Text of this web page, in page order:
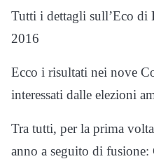
Tutti i dettagli sull’Eco
2016
Ecco i risultati nei nove
interessati dalle elezioni
Tra tutti, per la prima
anno a seguito di